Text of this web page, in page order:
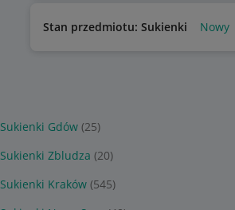
Stan przedmiotu: Sukienki Nowy
Sukienki Gdów (25)
Sukienki Zbludza (20)
Sukienki Kraków (545)